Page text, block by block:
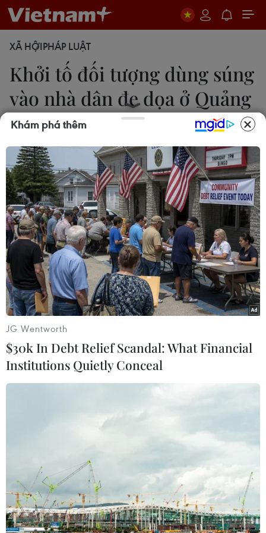
XÃ HỘIPHÁP LUẬT
Khởi tố đối tượng dùng súng
vào nhà dân đe dọa ở Quảng
Bình
Võ Dung
18/05/2023 06:31
Mâu thuẫn chuyện tiền bạc, Quý đã cầm súng bắn
liên tục 4 phát vào các khu vực tường ở trong nhà
của vợ chồng chị H, rồi cầm súng dí vào đầu anh
V đe dọa.
Đối tượng Nguyễn Đức Quý tại cơ quan công an.
Ngày 18/5, Công an tỉnh Quảng Bình cho biết, Cơ
quan Cảnh sát điều tra Công an thị xã Ba Đồn đã
Khám phá thêm
JG Wentworth
$30k In Debt Relief Scandal: What Financial
Institutions Quietly Conceal